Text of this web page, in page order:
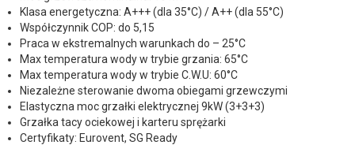
Klasa energetyczna: A+++ (dla 35°C) / A++ (dla 55°C)
Współczynnik COP: do 5,15
Praca w ekstremalnych warunkach do – 25°C
Max temperatura wody w trybie grzania: 65°C
Max temperatura wody w trybie C.W.U: 60°C
Niezależne sterowanie dwoma obiegami grzewczymi
Elastyczna moc grzałki elektrycznej 9kW (3+3+3)
Grzałka tacy ociekowej i karteru sprężarki
Certyfikaty: Eurovent, SG Ready